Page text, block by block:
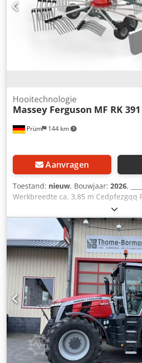
Brutoprijs: €12.257,00
Prüm 144 km
Hooitechnologie
Massey Ferguson MF RK
Aanvragen
Toestand: nieuw, Bouwjaar: 2026,
Werkbreedte ca. 3,85 m Cedpfezgqq
Zwadebreedte ca. 0,70 - 1,55 m
(zonder tandendragers) 1,68 m
Rotordiameter 2,96 m Aantal
Dubbele tanden per arm 4 Banden
16/6.50-8 tandem-as Speciale
vermogensbehoefte ca. kW/pk 20/27
hydraulische aansluitingen –
mechanisch Aftakastoerental omw/
overbelastingsbeveiliging (ster-ratel)
3/8" 6-delig Waarschuwingsborden
Verlichting speciale uitrusting
uitrusting: - Set
- 1 set tandemassen met wielen 16/
14393 Nettoprijs: €6.900,00
voorraad: niet opgegeven